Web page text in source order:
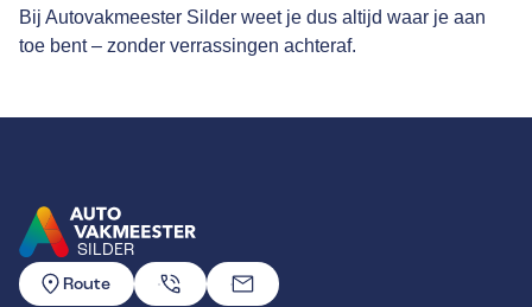
Bij Autovakmeester Silder weet je dus altijd waar je aan
toe bent – zonder verrassingen achteraf.
SILDER
GA NAAR DE HOMEPAGINA
Route